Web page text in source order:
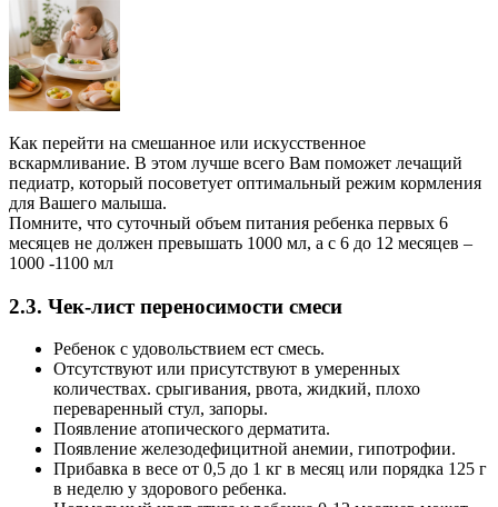
Как перейти на смешанное или искусственное
вскармливание. В этом лучше всего Вам поможет лечащий
педиатр, который посоветует оптимальный режим кормления
для Вашего малыша.
Помните, что суточный объем питания ребенка первых 6
месяцев не должен превышать 1000 мл, а с 6 до 12 месяцев –
1000 -1100 мл
2.3. Чек-лист переносимости смеси
Ребенок с удовольствием ест смесь.
Отсутствуют или присутствуют в умеренных
количествах. срыгивания, рвота, жидкий, плохо
переваренный стул, запоры.
Появление атопического дерматита.
Появление железодефицитной анемии, гипотрофии.
Прибавка в весе от 0,5 до 1 кг в месяц или порядка 125 г
в неделю у здорового ребенка.